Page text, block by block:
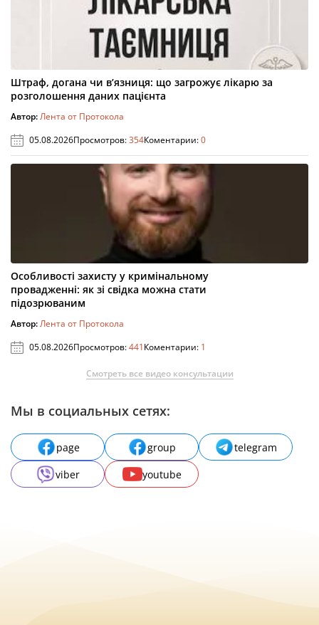
Штраф, догана чи в’язниця: що загрожує лікарю за
розголошення даних пацієнта
Автор:Лента от Протокола
05.08.2026Просмотров:354Коментарии:0
Особливості захисту у кримінальному
провадженні: як зі свідка можна стати
підозрюваним
Автор:Лента от Протокола
05.08.2026Просмотров:441Коментарии: 1
Смотреть все видео консультации
Мы в социальных сетях:
page group
telegram
viber
youtube